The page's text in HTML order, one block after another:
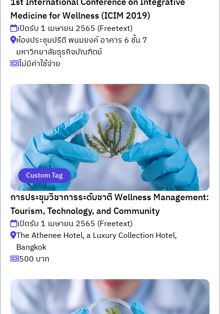
Medicine for Wellness (ICIM 2019)
เปิดรับ 1 เมษายน 2565 (Freetext)
ห้องประชุมปรีดี พนมยงค์ อาคาร 6 ชั้น 7
มหาวิทยาลัยธุรกิจบัณฑิตย์
ไม่มีค่าใช้จ่าย
Custom Tag
การประชุมวิชาการระดับชาติ Wellness Management:
Tourism, Technology, and Community
เปิดรับ 1 เมษายน 2565 (Freetext)
The Athenee Hotel, a Luxury Collection Hotel,
Bangkok
500 บาท